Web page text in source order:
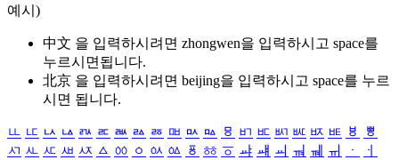
예시)
中文 을 입력하시려면 zhongwen을 입력하시고 space를
누르시면됩니다.
北京 을 입력하시려면 beijing을 입력하시고 space를 누르
시면 됩니다.
ㅥ ㅦ ㅧ ㅨ ㅩ ㅪ ㅫ ㅬ ㅭ ㅮ ㅯ ㅰ ㅱ ㅲ ㅳ ㅴ ㅵ ㅶ ㅷ ㅸ
ㅹ
ㅺ ㅻ ㅼ ㅽ ㅾ ㅿ ㆀ ㆁ ㆂ ㆃ ㆄ ㆅ ㆆ ㆇ ㆈ ㆉ ㆊ ㆋ ㆌ ㆍ
ㆎ